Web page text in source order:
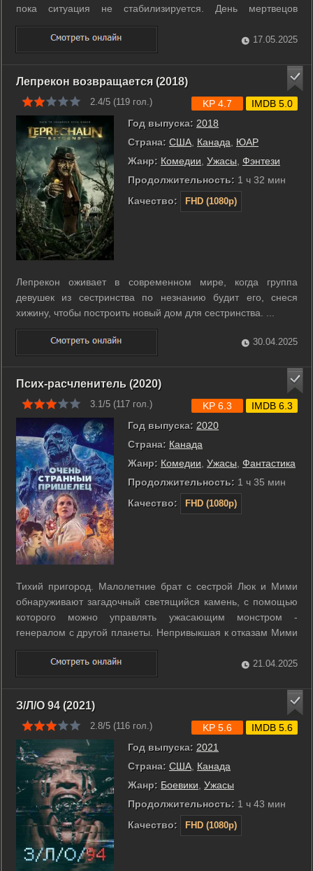
пока ситуация не стабилизируется. День мертвецов
запомнят все, кто сумеет его пережить. ...
17.05.2025
Лепрекон возвращается (2018)
2.4/5 (119 гол.)
Год выпуска: 2018
Страна: США Канада
ЮАР
Жанр: Комедии Ужасы Фэнтези
Продолжительность: 1 ч 32 мин
Качество:
FHD (1080p)
KP 4.7 IMDB 5.0
Лепрекон оживает в современном мире, когда группа
девушек из сестринства по незнанию будит его, снеся
хижину, чтобы построить новый дом для сестринства. ...
30.04.2025
Псих-расчленитель (2020)
3.1/5 (117 гол.)
Год выпуска: 2020
Страна: Канада
Жанр: Комедии, Ужасы, Фантастика
Продолжительность: 1 ч 35 мин
Качество:
FHD (1080p)
KP 6.3 IMDB 6.3
Тихий пригород. Малолетние брат с сестрой Люк и Мими
обнаруживают загадочный светящийся камень, с помощью
которого можно управлять ужасающим монстром -
генералом с другой планеты. Непривыкшая к отказам Мими
забирает артефакт себе и нарекает инопланетного гостя
Психом-расчленителем. Чудовище так хотело разрушить
Вселенную, но теперь ему приходится ...
21.04.2025
З/Л/О 94 (2021)
2.8/5 (116 гол.)
Год выпуска: 2021
Страна: США Канада
Жанр: Боевики Ужасы
Продолжительность: 1 ч 43 мин
Качество:
FHD (1080p)
KP 5.6 IMDB 5.6